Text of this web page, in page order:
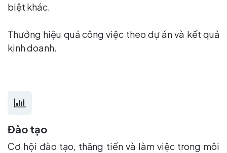
biệt khác.
Thưởng hiệu quả công việc theo dự án và kết quả
kinh doanh.
Đào tạo
Cơ hội đào tạo, thăng tiến và làm việc trong môi